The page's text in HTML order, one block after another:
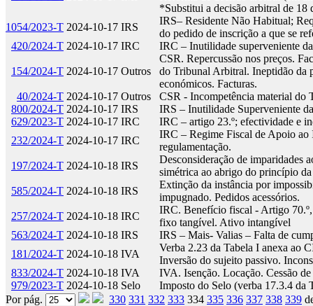
*Substitui a decisão arbitral de
1054/2023-T 2024-10-17 IRS
IRS– Residente Não Habitual;
do pedido de inscrição a que se
420/2024-T 2024-10-17 IRC IRC – Inutilidade superveniente
154/2024-T 2024-10-17 Outros
CSR. Repercussão nos preços.
do Tribunal Arbitral. Ineptidão da
económicos. Facturas.
40/2024-T 2024-10-17 Outros
CSR - Incompetência material
800/2024-T 2024-10-17 IRS
IRS – Inutilidade Superveniente
629/2023-T 2024-10-17 IRC
IRC – artigo 23.º; efectividade e
232/2024-T 2024-10-17 IRC
IRC – Regime Fiscal de Apoio
regulamentação.
197/2024-T 2024-10-18 IRS
Desconsideração de imparidades
simétrica ao abrigo do princípio
585/2024-T 2024-10-18 IRS
Extinção da instância por
impugnado. Pedidos acessórios.
257/2024-T 2024-10-18 IRC
IRC. Benefício fiscal - Artigo
fixo tangível. Ativo intangível
563/2024-T 2024-10-18 IRS
IRS – Mais- Valias – Falta de
181/2024-T 2024-10-18 IVA
Verba 2.23 da Tabela I anexa ao
Inversão do sujeito passivo.
833/2024-T 2024-10-18 IVA
IVA. Isenção. Locação. Cessão
979/2023-T 2024-10-18 Selo
Imposto do Selo (verba 17.3.4
Por pág.
330 331 332 333 334 335 336 337 338 339